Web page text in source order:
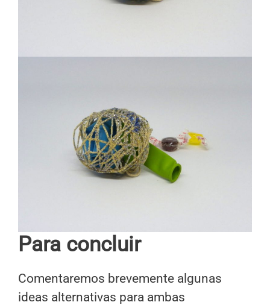
Para concluir
Comentaremos brevemente algunas
ideas alternativas para ambas